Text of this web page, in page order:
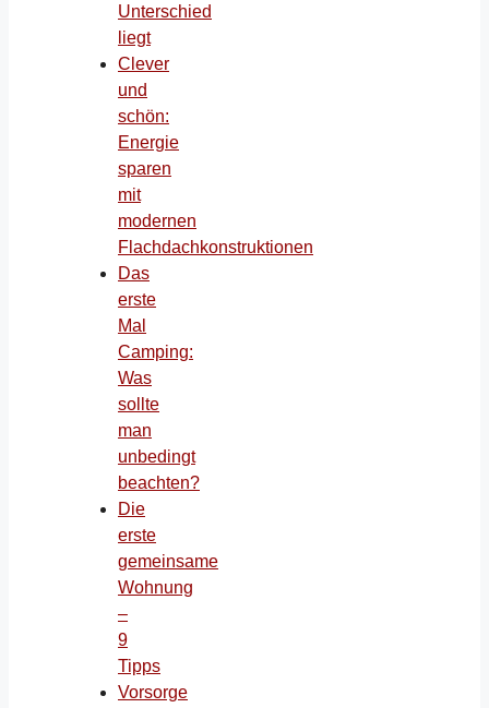
Unterschied
liegt
Clever
und
schön:
Energie
sparen
mit
modernen
Flachdachkonstruktionen
Das
erste
Mal
Camping:
Was
sollte
man
unbedingt
beachten?
Die
erste
gemeinsame
Wohnung
–
9
Tipps
Vorsorge